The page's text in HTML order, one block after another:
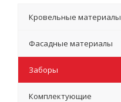
Кровельные материалы
Фасадные материалы
Заборы
Комплектующие